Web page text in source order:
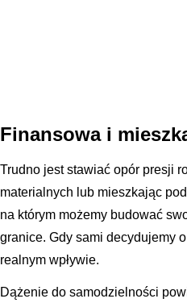
Finansowa i
Trudno jest stawiać opór presji
materialnych lub mieszkając
na którym możemy budować
granice. Gdy sami decydujemy
realnym wpływie.
Dążenie do samodzielności